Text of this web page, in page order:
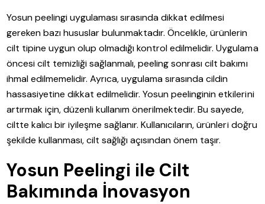
Yosun peelingi uygulaması sırasında dikkat edilmesi
gereken bazı hususlar bulunmaktadır. Öncelikle, ürünlerin
cilt tipine uygun olup olmadığı kontrol edilmelidir. Uygulama
öncesi cilt temizliği sağlanmalı, peeling sonrası cilt bakımı
ihmal edilmemelidir. Ayrıca, uygulama sırasında cildin
hassasiyetine dikkat edilmelidir. Yosun peelinginin etkilerini
artırmak için, düzenli kullanım önerilmektedir. Bu sayede,
ciltte kalıcı bir iyileşme sağlanır. Kullanıcıların, ürünleri doğru
şekilde kullanması, cilt sağlığı açısından önem taşır.
Yosun Peelingi ile Cilt
Bakımında İnovasyon